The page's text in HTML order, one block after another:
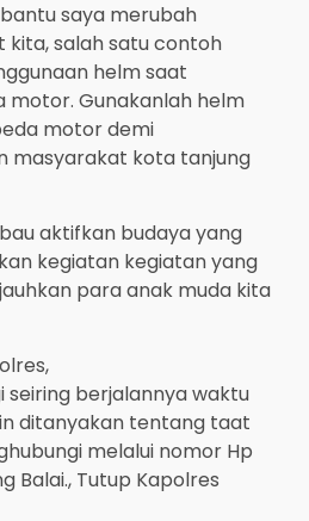
saya merubah
salah satu contoh
helm saat
motor. Gunakanlah helm
motor demi
masyarakat kota tanjung
aktifkan budaya yang
kegiatan kegiatan yang
para anak muda kita
seiring berjalannya waktu
ditanyakan tentang taat
melalui nomor Hp
Balai., Tutup Kapolres